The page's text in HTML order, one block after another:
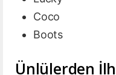
Coco
Boots
Ünlülerden